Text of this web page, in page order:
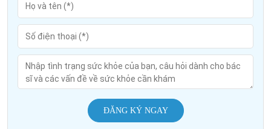
ĐĂNG KÝ NGAY